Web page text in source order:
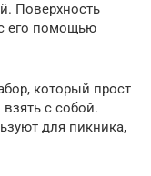
Поверхность
его помощью
который прост
с собой.
для пикника,